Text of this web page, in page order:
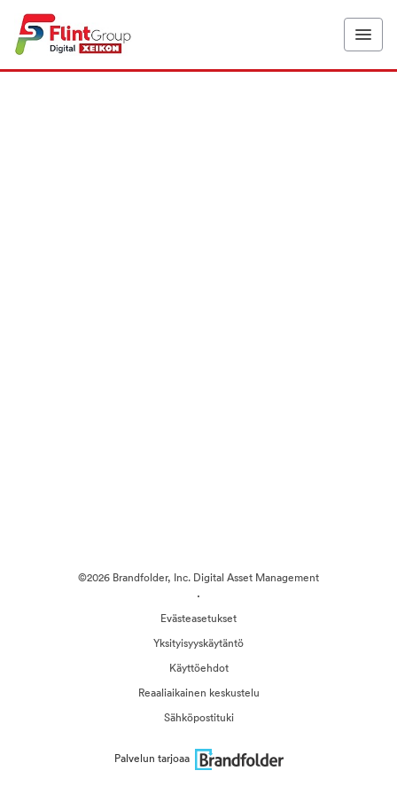
©2026 Brandfolder, Inc. Digital Asset Management
·
Evästeasetukset
Yksityisyyskäytäntö
Käyttöehdot
Reaaliaikainen keskustelu
Sähköpostituki
Palvelun tarjoaa